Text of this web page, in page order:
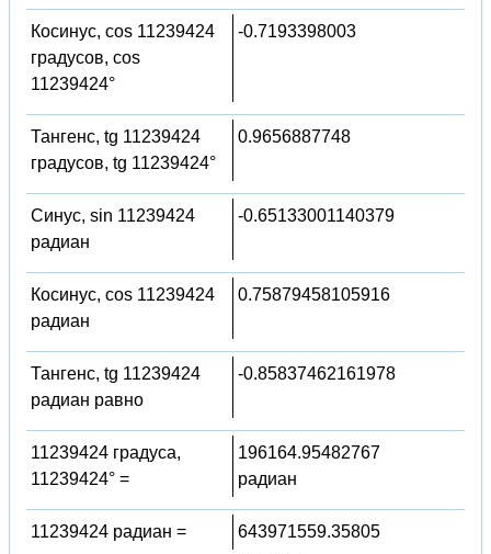
Косинус, cos 11239424
градусов, cos
11239424°
-0.7193398003
Тангенс, tg 11239424
градусов, tg 11239424°
0.9656887748
Синус, sin 11239424
радиан
-0.65133001140379
Косинус, cos 11239424
радиан
0.75879458105916
Тангенс, tg 11239424
радиан равно
-0.85837462161978
11239424 градуса,
11239424° =
196164.95482767
радиан
11239424 радиан =
643971559.35805